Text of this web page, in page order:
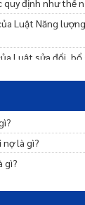
quy định như thế
Luật Năng
Luật sửa đổi,
Luật sửa đổi,
an ninh và
nào?
Luật sửa đổi,
quy định như thế
Luật sửa đổi, bổ
là gì?
gì?